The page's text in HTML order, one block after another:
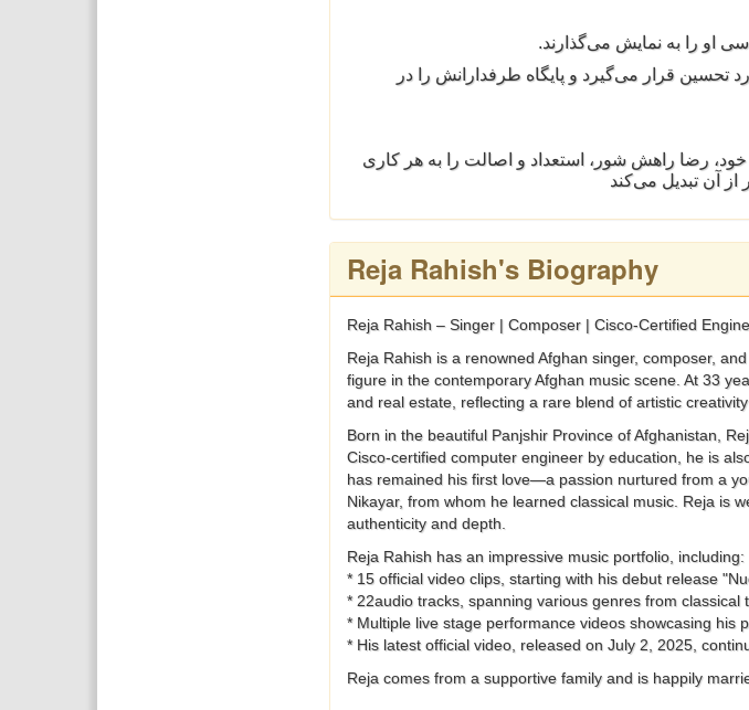
او را به نمایش می‌گذارند.
جاری ۲۰۲۵ منتشر شد، همچنان مورد تحسین قرار می‌گیرد و پایگاه طرفدارانش را در
رضا راهش شور، استعداد و اصالت را به هر کاری
آن تبدیل می‌کند
Reja Rahish's Biography
Reja Rahish – Singer | Composer | Cisco-Certified
Reja Rahish is a renowned Afghan singer, composer,
figure in the contemporary Afghan music scene. At 33
and real estate, reflecting a rare blend of artistic
Born in the beautiful Panjshir Province of Afghanistan,
Cisco-certified computer engineer by education, he is
has remained his first love—a passion nurtured from a
Nikayar, from whom he learned classical music. Reja is
authenticity and depth.
Reja Rahish has an impressive music portfolio, including:
* 15 official video clips, starting with his debut release
* 22audio tracks, spanning various genres from classical
* Multiple live stage performance videos showcasing his
* His latest official video, released on July 2, 2025,
Reja comes from a supportive family and is happily